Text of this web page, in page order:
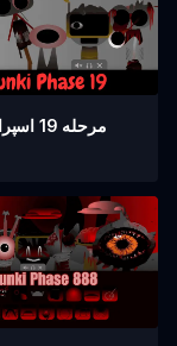
مرحله 19 اسپرانکی